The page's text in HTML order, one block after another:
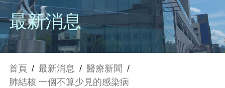
最新消息
首頁 / 最新消息 / 醫療新聞 /
肺結核 一個不算少見的感染病